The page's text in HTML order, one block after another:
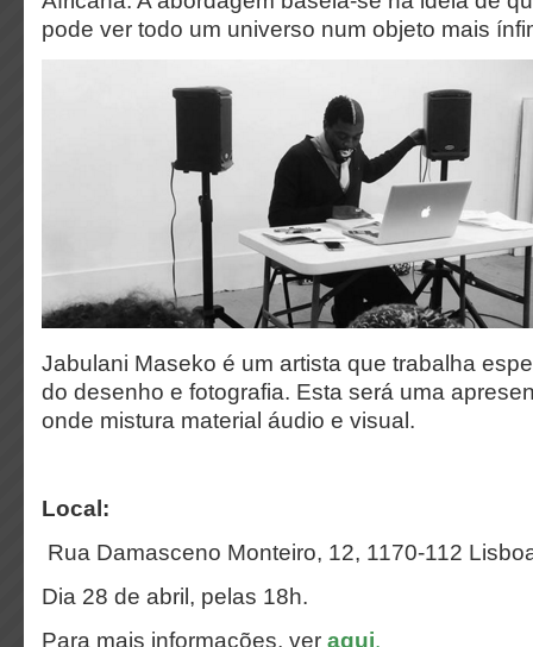
pode ver todo um universo num objeto mais
Jabulani Maseko é um artista que trabalha
do desenho e fotografia. Esta será uma
onde mistura materia l áudio e visual.
Local:
Rua Damasceno Monteiro, 12, 1170-112
Dia 28 de abril, pelas 18h.
Para mais informações, ver aqui.